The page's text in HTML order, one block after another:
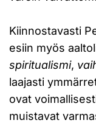
Kiinnostavasti
esiin myös
spiritualismi,
laajasti
ovat
muistavat